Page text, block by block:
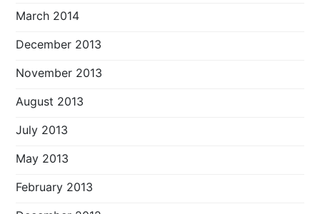
March 2014
December 2013
November 2013
August 2013
July 2013
May 2013
February 2013